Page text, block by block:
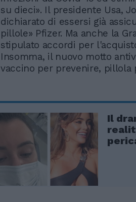
su dieci». Il presidente Usa,
dichiarato di essersi già
pillole» Pfizer. Ma anche la
stipulato accordi per
Insomma, il nuovo motto
vaccino per prevenire, pillola
Il